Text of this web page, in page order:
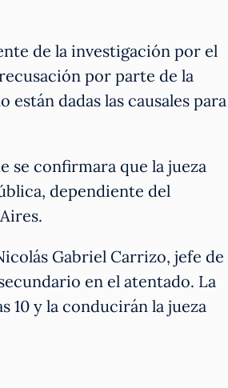
de la investigación por el
por parte de la
están dadas las causales para
se confirmara que la jueza
dependiente del
Gabriel Carrizo, jefe de
en el atentado. La
10 y la conducirán la jueza